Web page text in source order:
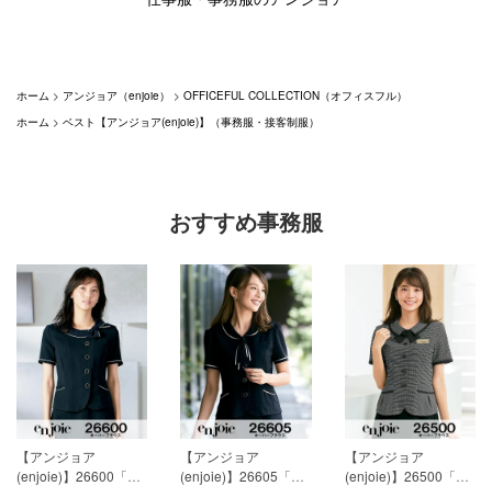
ホーム > アンジョア（enjoie） > OFFICEFUL COLLECTION（オフィスフル）
ホーム > ベスト【アンジョア(enjoie)】（事務服・接客制服）
おすすめ事務服
【アンジョア
(enjoie)】26600「半
【アンジョア
(enjoie)】26605「半
【アンジョア
(enjoie)】26500「半